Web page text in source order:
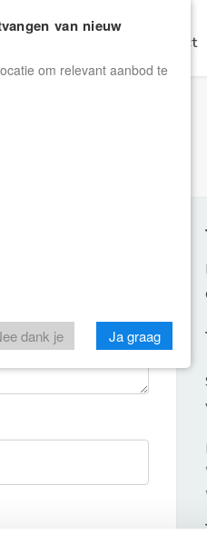
Contact
van nieuw
om relevant aanbod te
dank je Ja graag